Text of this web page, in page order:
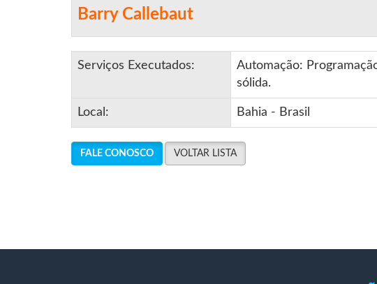
Barry Callebaut
Serviços Executados:
Automação:
sólida.
Local: Bahia - Brasil
FALE CONOSCO VOLTAR LISTA